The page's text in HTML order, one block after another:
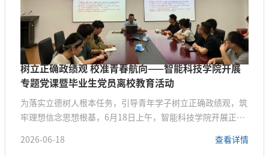
树立正确政绩观 校准青春航向——智能科技学院开展
专题党课暨毕业生党员离校教育活动
为落实立德树人根本任务，引导青年学子树立正确政绩观，筑
牢理想信念思想根基，6月18日上午，智能科技学院开展正确
杰主讲，学院学生党支部参会学习，活动同步开展毕业生党员
2026-06-18 查看详情